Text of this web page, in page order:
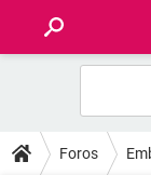
FOROS
Foros